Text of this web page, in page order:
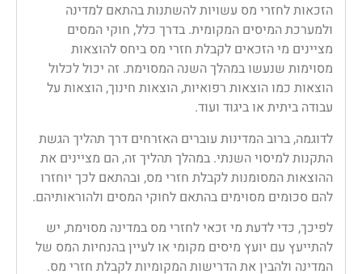
הזכאות לחזרי מס עשויות להשתנות בהתאם למדינה
ולמערכת המיסים המקומית. בדרך כלל, חוקי המסים
מציינים מי הזכאים לקבלת חזרי מס ביחס להוצאות
מסוימות שנעשו במהלך השנה המסוימת. זה יכול לכלול
הוצאות כמו הוצאות רפואיות, הוצאות חינוך, הוצאות על
עבודה ביתית או ביגוד ועוד.
לדוגמה, ברוב המדינות עוברים האזרחים דרך תהליך הגשת
התקנות למיסוי השנתי. במהלך תהליך זה, הם מציינים את
ההוצאות המסומנות לקבלת חזרי מס, ובהתאם לכך יוחזרו
להם סכומים מסוימים בהתאם לחוקי המסים ולהוראותיהם.
לפיכך, כדי לדעת מי זכאי לחזרי מס במדינה מסוימת, יש
להתייעץ עם יועץ מיסים מקומי או לעיין בהנחיות המס של
המדינה ולהבין את הדרישות המקומיות לקבלת חזרי מס.